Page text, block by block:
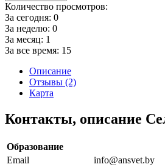
Количество просмотров:
За сегодня: 0
За неделю: 0
За месяц: 1
За все время: 15
Описание
Отзывы (2)
Карта
Контакты, описание
Образование
Email
info@ansvet.by